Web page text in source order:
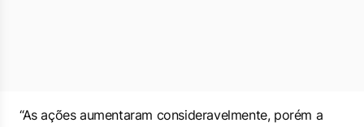
“As ações aumentaram consideravelmente, porém a